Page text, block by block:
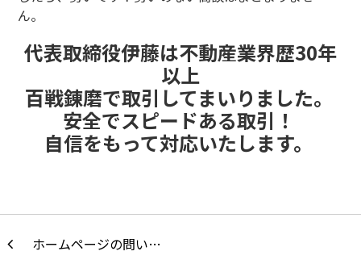
ん。
代表取締役伊藤は不動産業界歴30年
以上
百戦錬磨で取引してまいりました。
安全でスピードある取引！
自信をもって対応いたします。
ホームページの問い…